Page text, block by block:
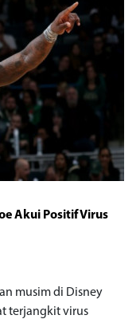
Akui Positif Virus
musim di Disney
terjangkit virus